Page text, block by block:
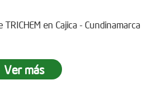
en Cajica - Cundinamarca
Ver más